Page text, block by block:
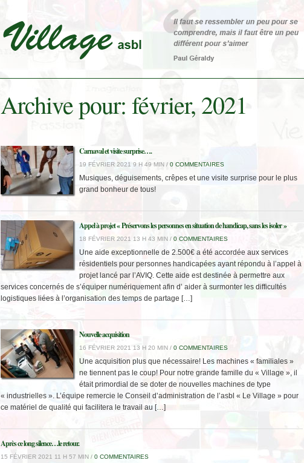
Archive pour: février, 2021
Carnaval et visite surprise….
19 FÉVRIER 2021 9 H 49 MIN / 0 COMMENTAIRES
Musiques, déguisements, crêpes et une visite surprise pour le plus
grand bonheur de tous!
Appel à projet « Préservons les personnes en situation de handicap, sans les isoler »
18 FÉVRIER 2021 13 H 43 MIN / 0 COMMENTAIRES
Une aide exceptionnelle de 2.500€ a été accordée aux services
résidentiels pour personnes handicapées ayant répondu à l’appel à
projet lancé par l’AVIQ. Cette aide est destinée à permettre aux
services concernés de s’équiper numériquement afin d’ aider à surmonter les difficultés
logistiques liées à l’organisation des temps de partage […]
Nouvelle acquisition
16 FÉVRIER 2021 13 H 20 MIN / 0 COMMENTAIRES
Une acquisition plus que nécessaire! Les machines « familiales »
ne tiennent pas le coup! Pour notre grande famille du « Village », il
était primordial de se doter de nouvelles machines de type
« industrielles ». L’équipe remercie le Conseil d’administration de l’asbl « Le Village » pour
ce matériel de qualité qui facilitera le travail au […]
Après ce long silence…le retour.
15 FÉVRIER 2021 11 H 57 MIN / 0 COMMENTAIRES